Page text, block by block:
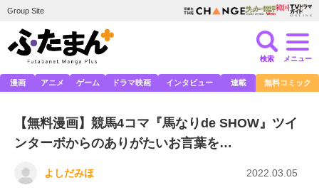
Group Site
検索 メニュー
漫画 アニメ ゲーム ドラマ映画 インタビュー 連載 無料コミック
【無料漫画】競馬4コマ『馬なりde SHOW』ツイ
ンターボからのありがたいお言葉を…
よしだみほ 2022.03.05